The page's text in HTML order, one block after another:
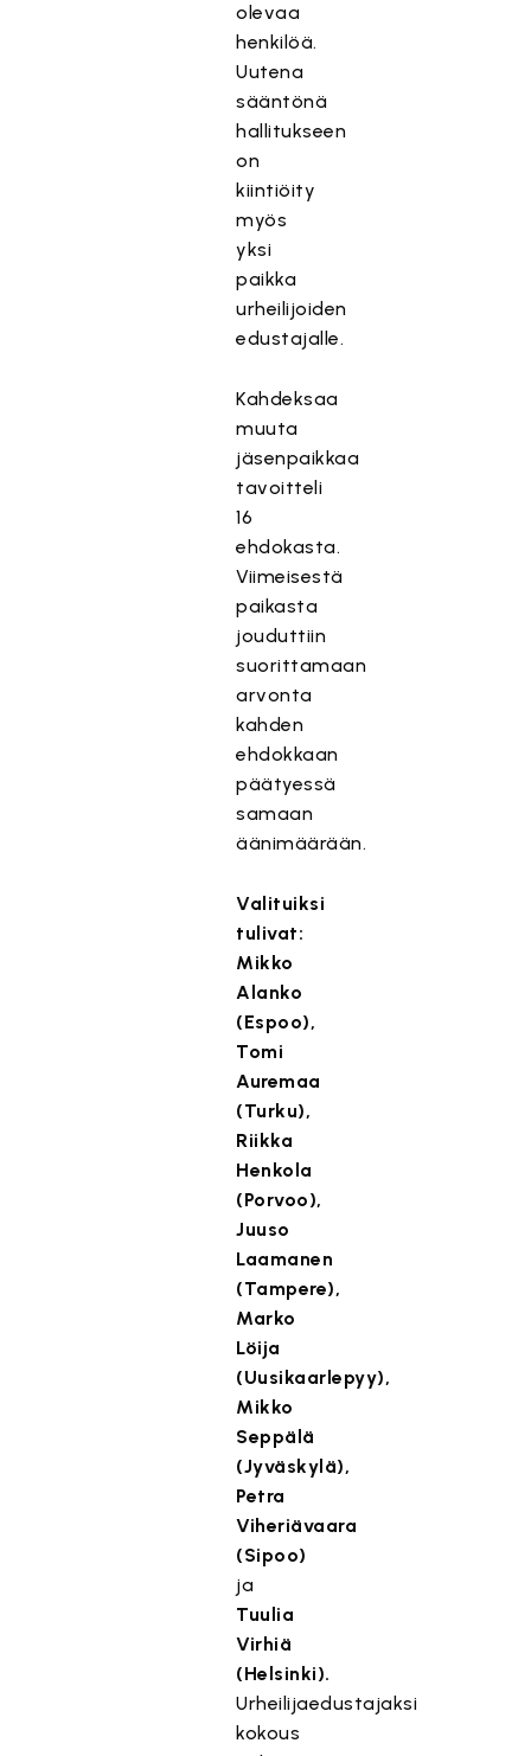
olevaa
henkilöä.
Uutena
sääntönä
hallitukseen
on
kiintiöity
myös
yksi
paikka
urheilijoiden
edustajalle.
Kahdeksaa
muuta
jäsenpaikkaa
tavoitteli
16
ehdokasta.
Viimeisestä
paikasta
jouduttiin
suorittamaan
arvonta
kahden
ehdokkaan
päätyessä
samaan
äänimäärään.
Valituiksi
tulivat:
Mikko
Alanko
(Espoo),
Tomi
Auremaa
(Turku),
Riikka
Henkola
(Porvoo),
Juuso
Laamanen
(Tampere),
Marko
Löija
(Uusikaarlepyy),
Mikko
Seppälä
(Jyväskylä),
Petra
Viheriävaara
(Sipoo)
ja
Tuulia
Virhiä
(Helsinki).
Urheilijaedustajaksi
kokous